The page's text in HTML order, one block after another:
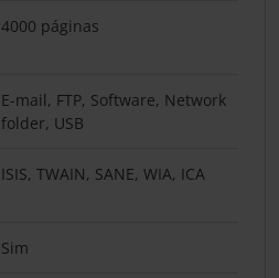
4000 páginas
E-mail, FTP, Software, Network
folder, USB
ISIS, TWAIN, SANE, WIA, ICA
Sim